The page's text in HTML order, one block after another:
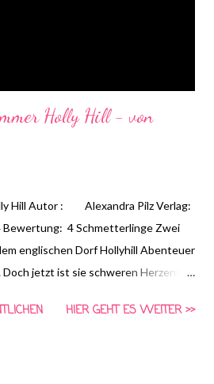
Holly Hill - von
Autor : Alexandra Pilz Verlag:
4 Schmetterlinge Zwei
englischen Dorf Hollyhill Abenteuer
jetzt ist sie schweren Herzens
ein ganz normales Leben zu
HIER GEHT ES WEITER >>